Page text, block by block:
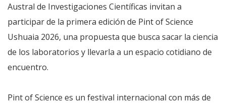
Austral de Investigaciones Científicas invitan a
participar de la primera edición de Pint of Science
Ushuaia 2026, una propuesta que busca sacar la ciencia
de los laboratorios y llevarla a un espacio cotidiano de
encuentro.
Pint of Science es un festival internacional con más de